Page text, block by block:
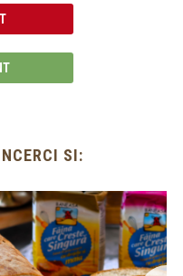
SI: